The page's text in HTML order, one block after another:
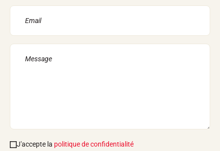
J'accepte la politique de confidentialité